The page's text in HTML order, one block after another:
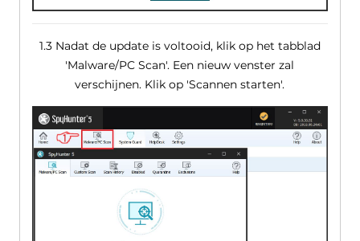
1.3 Nadat de update is voltooid, klik op het tabblad
'Malware/PC Scan'. Een nieuw venster zal
verschijnen. Klik op 'Scannen starten'.